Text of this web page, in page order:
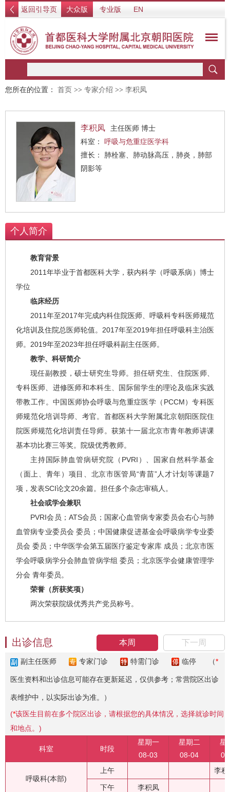
返回引导页 大众版 专业版 EN
您所在的位置： 首页 >> 专家介绍 >> 李积凤
李积凤
主任医师 博士
科室： 呼吸与危重症医学科
擅长： 肺栓塞、肺动脉高压，肺炎，肺部
阴影等
个人简介
教育背景
2011年毕业于首都医科大学，获内科学（呼吸系病）博士
学位
临床经历
2011年至2017年完成内科住院医师、呼吸科专科医师规范
化培训及住院总医师轮值。2017年至2019年担任呼吸科主治医
师。2019年至2023年担任呼吸科副主任医师。
教学、科研简介
现任副教授，硕士研究生导师。担任研究生、住院医师、
专科医师、进修医师和本科生、国际留学生的理论及临床实践
带教工作。中国医师协会呼吸与危重症医学（PCCM）专科医
师规范化培训导师、考官。首都医科大学附属北京朝阳医院住
院医师规范化培训责任导师。获第十一届北京市青年教师讲课
基本功比赛三等奖。院级优秀教师。
主持国际肺血管病研究院（PVRI）、国家自然科学基金
（面上、青年）项目、北京市医管局“青苗”人才计划等课题7
项，发表SCI论文20余篇。担任多个杂志审稿人。
社会或学会兼职
PVRI会员；ATS会员；国家心血管病专家委员会右心与肺
血管病专业委员会 委员；中国健康促进基金会呼吸病学专业委
员会 委员；中华医学会第五届医疗鉴定专家库 成员；北京市医
学会呼吸病学分会肺血管病学组 委员；北京医学会健康管理学
分会 青年委员。
荣誉（所获奖项）
两次荣获院级优秀共产党员称号。
本周 下一周
出诊信息
副主任医师 专家门诊 特需门诊 临停 （*
医生资料和出诊信息可能存在更新延迟，仅供参考；常营院区出诊
表维护中，以实际出诊为准。）
(*该医生目前在多个院区出诊，请根据您的具体情况，选择就诊时间
和地点。)
科室 时段
星期一
08-03
星期二
08-04
星
呼吸科(本部)
上午 李
下午 李积凤